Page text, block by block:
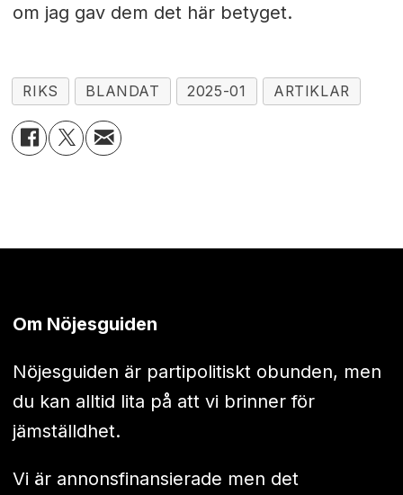
om jag gav dem det här betyget.
RIKS BLANDAT 2025-01 ARTIKLAR
Om Nöjesguiden
Nöjesguiden är partipolitiskt obunden, men
du kan alltid lita på att vi brinner för
jämställdhet.
Vi är annonsfinansierade men det